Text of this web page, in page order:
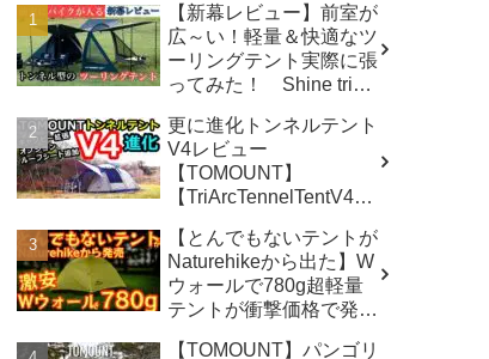
【新幕レビュー】前室が
広～い！軽量＆快適なツ
ーリングテント実際に張
ってみた！ Shine trip
な気分
更に進化トンネルテント
V4レビュー
【TOMOUNT】
【TriArcTennelTentV4】
カ】
【とんでもないテントが
Naturehikeから出た】W
ウォールで780g超軽量
テントが衝撃価格で発売
【TOMOUNT】パンゴリ